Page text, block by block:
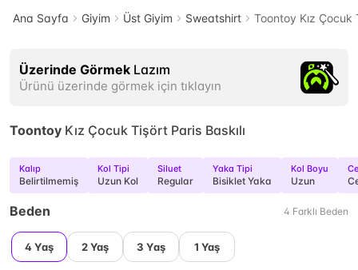
Ana Sayfa Giyim Üst Giyim Sweatshirt Toontoy Kız Çocuk
Üzerinde Görmek Lazım
Ürünü üzerinde görmek için tıklayın
Toontoy Kız Çocuk Tişört Paris Baskılı
Kalıp
Belirtilmemiş
Kol Tipi
Uzun Kol
Siluet
Regular
Yaka Tipi
Bisiklet Yaka
Kol Boyu
Uzun
Beden 4 Farklı Beden
4 Yaş 2 Yaş 3 Yaş 1 Yaş